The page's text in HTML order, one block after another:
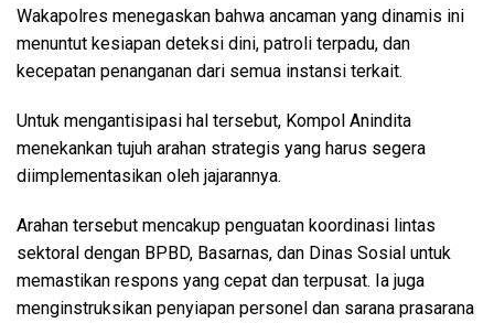
Wakapolres menegaskan bahwa ancaman yang dinamis ini
menuntut kesiapan deteksi dini, patroli terpadu, dan
kecepatan penanganan dari semua instansi terkait.
Untuk mengantisipasi hal tersebut, Kompol Anindita
menekankan tujuh arahan strategis yang harus segera
diimplementasikan oleh jajarannya.
Arahan tersebut mencakup penguatan koordinasi lintas
sektoral dengan BPBD, Basarnas, dan Dinas Sosial untuk
memastikan respons yang cepat dan terpusat. Ia juga
menginstruksikan penyiapan personel dan sarana prasarana